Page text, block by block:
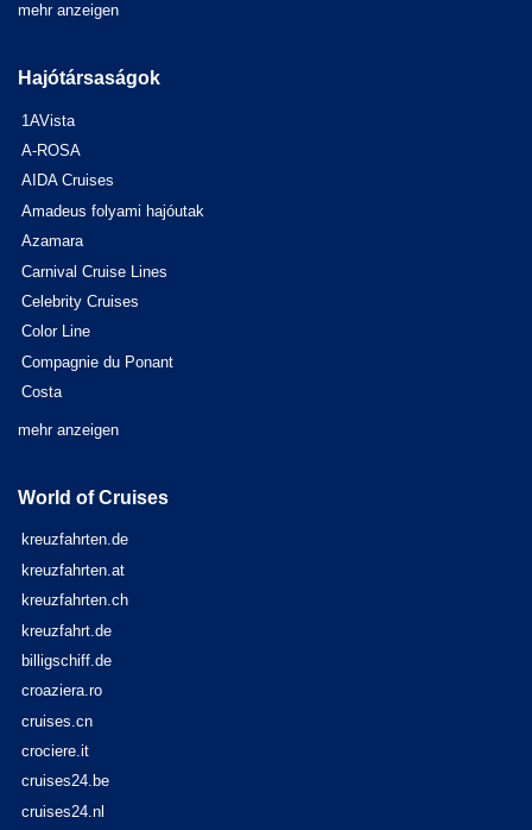
mehr anzeigen
Hajótársaságok
1AVista
A-ROSA
AIDA Cruises
Amadeus folyami hajóutak
Azamara
Carnival Cruise Lines
Celebrity Cruises
Color Line
Compagnie du Ponant
Costa
mehr anzeigen
World of Cruises
kreuzfahrten.de
kreuzfahrten.at
kreuzfahrten.ch
kreuzfahrt.de
billigschiff.de
croaziera.ro
cruises.cn
crociere.it
cruises24.be
cruises24.nl